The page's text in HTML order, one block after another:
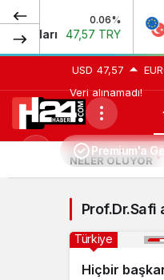
0.06%
47,57 TRY
USD 47,57
Veri alınamadı!
Prof.Dr.Safi
arpaguş
Haberleri
değiştir
Premium'a
NELER OLUYOR
Prof.Dr.Safi
Hiçbir
Türkiye